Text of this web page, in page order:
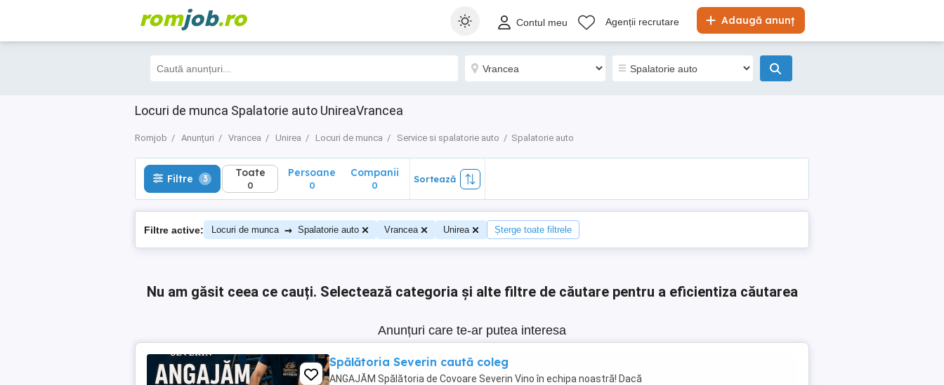
romjob.ro Adaugă anunț
Contul meu Agenții recrutare
Locuri de munca Spalatorie auto UnireaVrancea
Romjob Anunțuri Vrancea Unirea Locuri de munca Service si spalatorie auto Spalatorie auto
Filtre 3 Toate
0
Filtre 3 Toate
0
Persoane
0
Companii
0
Sortează
Filtre active: Locuri de munca → Spalatorie auto Vrancea Unirea Șterge toate filtrele
Nu am găsit ceea ce cauți. Selectează categoria și alte filtre de căutare pentru a eficientiza căutarea
Anunțuri care te-ar putea interesa
Spălătoria Severin caută coleg
ANGAJĂM Spălătoria de Covoare Severin Vino în echipa noastră! Dacă